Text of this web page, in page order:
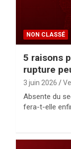
NON CLASSÉ
5 raisons
rupture
3 juin 2026
Absente du
fera-t-elle